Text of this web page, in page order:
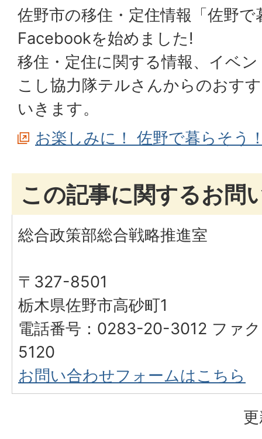
佐野市の移住・定住情報「佐野
Facebookを始めました!
移住・定住に関する情報、イベ
こし協力隊テルさんからのおす
いきます。
お楽しみに！ 佐野で暮らそう
この記事に関するお問
総合政策部総合戦略推進室
〒327-8501
栃木県佐野市高砂町1
電話番号：0283-20-3012 ファ
5120
お問い合わせフォームはこちら